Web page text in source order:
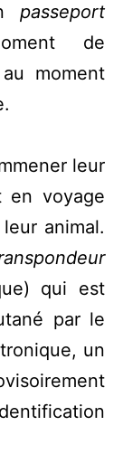
passeport
de
moment
leur
en voyage
animal.
qui est
par le
un